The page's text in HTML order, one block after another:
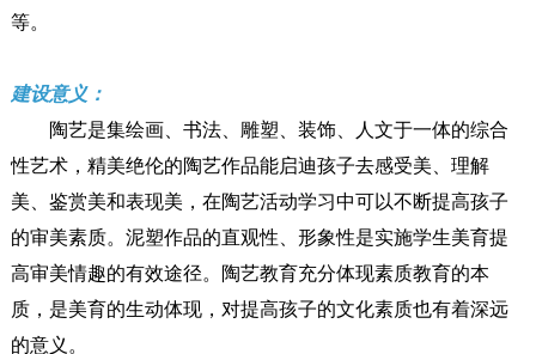
等。
建设意义：
陶艺是集绘画、书法、雕塑、装饰、人文于一体的综合
性艺术，精美绝伦的陶艺作品能启迪孩子去感受美、理解
美、鉴赏美和表现美，在陶艺活动学习中可以不断提高孩子
的审美素质。泥塑作品的直观性、形象性是实施学生美育提
高审美情趣的有效途径。陶艺教育充分体现素质教育的本
质，是美育的生动体现，对提高孩子的文化素质也有着深远
的意义。